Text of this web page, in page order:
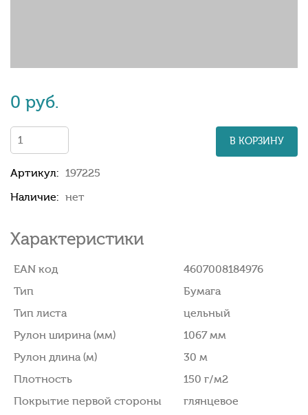
0 руб.
В КОРЗИНУ
Артикул: 197225
Наличие: нет
Характеристики
EAN код
4607008184976
Тип
Бумага
Тип листа
цельный
Рулон ширина (мм)
1067 мм
Рулон длина (м)
30 м
Плотность
150 г/м2
Покрытие первой стороны
глянцевое